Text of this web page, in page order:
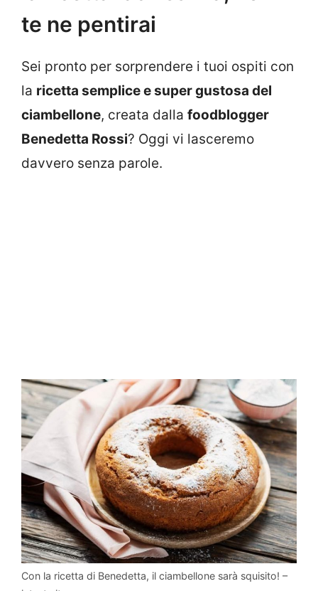
te ne pentirai
Sei pronto per sorprendere i tuoi ospiti con
la ricetta semplice e super gustosa del
ciambellone, creata dalla foodblogger
Benedetta Rossi? Oggi vi lasceremo
davvero senza parole.
Con la ricetta di Benedetta, il ciambellone sarà squisito! –